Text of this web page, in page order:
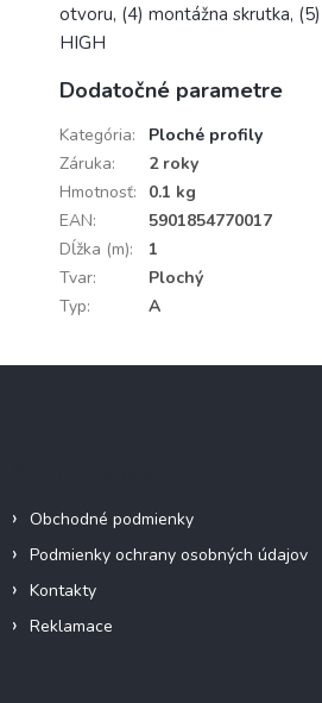
otvoru, (4) montážna skrutka,
HIGH
Dodatočné parametre
Kategória:
Ploché profily
Záruka:
2 roky
Hmotnosť:
0.1 kg
EAN:
5901854770017
Dĺžka (m):
1
Tvar:
Plochý
Typ: A
Obchodné podmienky
Podmienky ochrany osobných údajov
Kontakty
Reklamace